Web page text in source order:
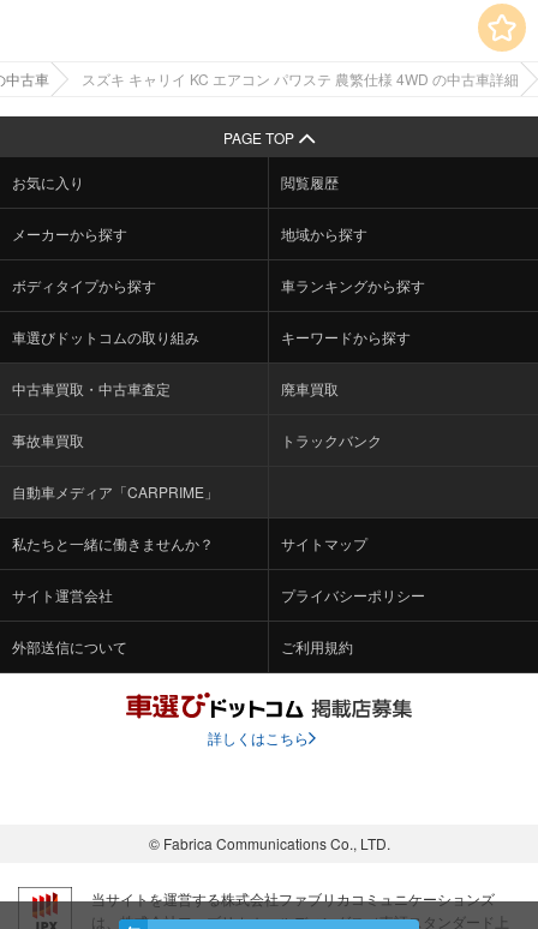
中古車 スズキ キャリイ KC エアコン パワステ 農繁仕様 4WD の中古車詳細
PAGE TOP
お気に入り 閲覧履歴
メーカーから探す 地域から探す
ボディタイプから探す 車ランキングから探す
車選びドットコムの取り組み キーワードから探す
中古車買取・中古車査定 廃車買取
事故車買取 トラックバンク
自動車メディア「CARPRIME」
私たちと一緒に働きませんか？ サイトマップ
サイト運営会社 プライバシーポリシー
外部送信について ご利用規約
詳しくはこちら
© Fabrica Communications Co., LTD.
当サイトを運営する株式会社ファブリカコミュニケーションズ
は、株式会社ファブリカホールディングス（東証スタンダード上